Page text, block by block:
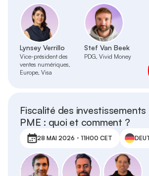
Lynsey Verrillo
Vice-président des
ventes numériques,
Europe, Visa
Stef Van Beek
PDG, Vivid Money
Fiscalité des investissements
PME : quoi et comment ?
28 MAI 2026・11H00 CET